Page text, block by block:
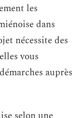
les
dans
nécessite des
vous
auprès